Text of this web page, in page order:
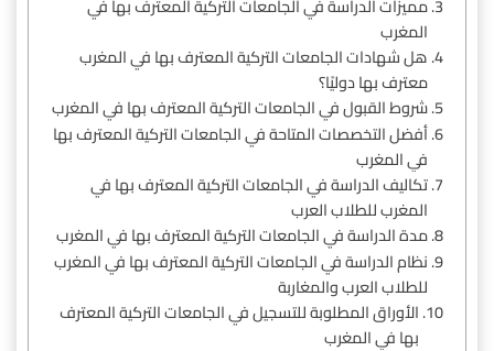
مميزات الدراسة في الجامعات التركية المعترف بها في
المغرب
هل شهادات الجامعات التركية المعترف بها في المغرب
معترف بها دوليًا؟
شروط القبول في الجامعات التركية المعترف بها في المغرب
أفضل التخصصات المتاحة في الجامعات التركية المعترف بها
في المغرب
تكاليف الدراسة في الجامعات التركية المعترف بها في
المغرب للطلاب العرب
مدة الدراسة في الجامعات التركية المعترف بها في المغرب
نظام الدراسة في الجامعات التركية المعترف بها في المغرب
للطلاب العرب والمغاربة
الأوراق المطلوبة للتسجيل في الجامعات التركية المعترف
بها في المغرب